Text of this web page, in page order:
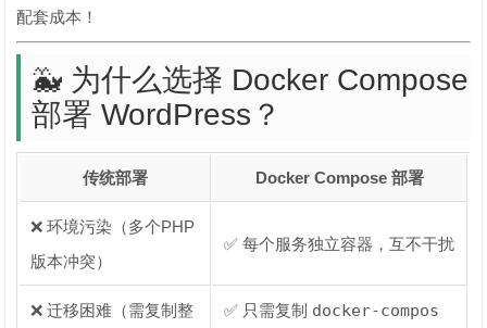
配套成本！
🐳 为什么选择 Docker Compose
部署 WordPress？
传统部署 Docker Compose 部署
❌ 环境污染（多个PHP
版本冲突）
✅ 每个服务独立容器，互不干扰
❌ 迁移困难（需复制整 ✅ 只需复制 docker-compos